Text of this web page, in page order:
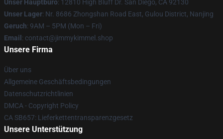
Unser Hauptbüro: 12810 High Bluff Dr. San Diego, CA 92130
Unser Lager: Nr. 8686 Zhongshan Road East, Gulou District, Nanjing
Geruch: 9AM – 5PM (Mon – Fri)
Email : contact@jimmykimmel.shop
Unsere Firma
Über uns
Allgemeine Geschäftsbedingungen
Datenschutzrichtlinien
DMCA - Copyright Policy
CA SB657: Lieferkettentransparenzgesetz
Unsere Unterstützung